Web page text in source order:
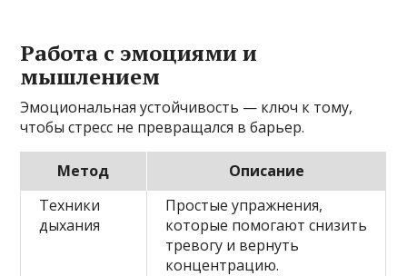
Работа с эмоциями и
мышлением
Эмоциональная устойчивость — ключ к тому,
чтобы стресс не превращался в барьер.
Метод
Описание
Техники
дыхания
Простые упражнения,
которые помогают снизить
тревогу и вернуть
концентрацию.